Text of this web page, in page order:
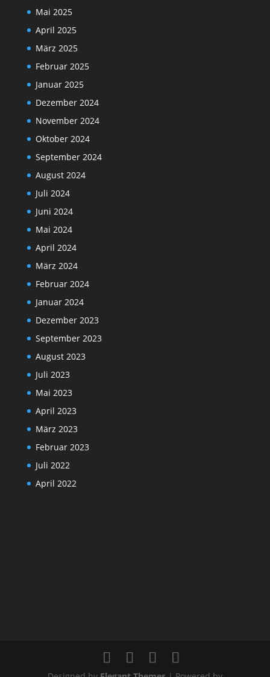
Mai 2025
April 2025
März 2025
Februar 2025
Januar 2025
Dezember 2024
November 2024
Oktober 2024
September 2024
August 2024
Juli 2024
Juni 2024
Mai 2024
April 2024
März 2024
Februar 2024
Januar 2024
Dezember 2023
September 2023
August 2023
Juli 2023
Mai 2023
April 2023
März 2023
Februar 2023
Juli 2022
April 2022